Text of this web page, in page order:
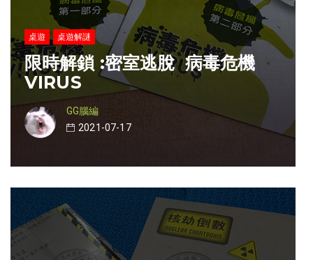
桌遊 桌遊解謎
限時解鎖 :密室逃脫 病毒危機
VIRUS
GG腦編
2021-07-17